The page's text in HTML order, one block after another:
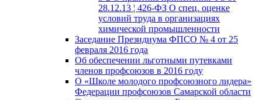
28.12.13 ¦ 426-ФЗ О спец. оценке
условий труда в организациях
химической промышленности
Заседание Президиума ФПСО № 4 от 25
февраля 2016 года
Об обеспечении льготными путевками
членов профсоюзов в 2016 году
О «Школе молодого профсоюзного лидера»
Федерации профсоюзов Самарской области